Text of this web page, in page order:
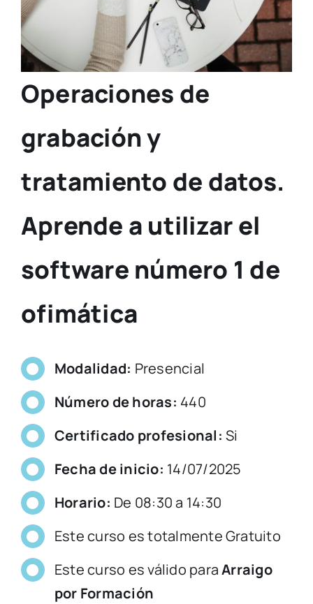
Operaciones de
grabación y
tratamiento de datos.
Aprende a utilizar el
software número 1 de
ofimática
Modalidad: Presencial
Número de horas: 440
Certificado profesional: Si
Fecha de inicio: 14/07/2025
Horario: De 08:30 a 14:30
Este curso es totalmente Gratuito
Este curso es válido paraArraigo
por Formación